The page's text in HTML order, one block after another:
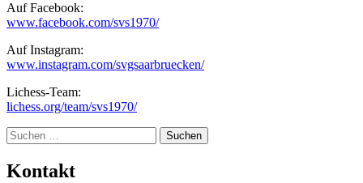
Auf Facebook:
www.facebook.com/svs1970/
Auf Instagram:
www.instagram.com/svgsaarbruecken/
Lichess-Team:
lichess.org/team/svs1970/
Suche
Kontakt